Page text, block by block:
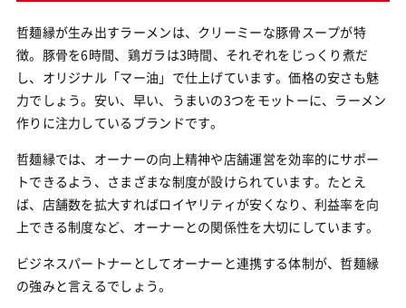
哲麺縁が生み出すラーメンは、クリーミーな豚骨スープが特
徴。豚骨を6時間、鶏ガラは3時間、それぞれをじっくり煮だ
し、オリジナル「マー油」で仕上げています。価格の安さも魅
力でしょう。安い、早い、うまいの3つをモットーに、ラーメン
作りに注力しているブランドです。
哲麺縁では、オーナーの向上精神や店舗運営を効率的にサポー
トできるよう、さまざまな制度が設けられています。たとえ
ば、店舗数を拡大すればロイヤリティが安くなり、利益率を向
上できる制度など、オーナーとの関係性を大切にしています。
ビジネスパートナーとしてオーナーと連携する体制が、哲麺縁
の強みと言えるでしょう。